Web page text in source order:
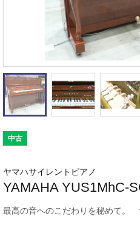
中古
ヤマハサイレントピアノ
YAMAHA YUS1MhC-
最高の音へのこだわりを秘めて。